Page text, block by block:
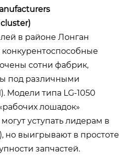
в районе Лонган
сотни фабрик,
под различными
Модели типа LG-1050
лошадок»
уступать лидерам в
но выигрывают в простоте
запчастей.